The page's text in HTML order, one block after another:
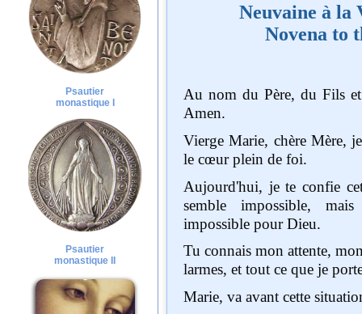
Psautier
monastique I
Psautier
monastique II
Neuvaine à la
Novena to
Au nom du Père, du Fils et du Saint-Esprit.
Amen.
Vierge Marie, chère Mère, je viens à toi avec
le cœur plein de foi.
Aujourd'hui, je te confie cette cause qui me
semble impossible,
impossible pour Dieu.
Tu connais mon attente, mon inquiétude, mes
larmes, et tout ce que je
Marie, va avant cette